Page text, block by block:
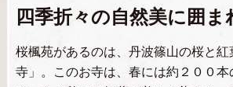
四季折々の自然美に囲ま
桜楓苑があるのは、丹波篠山の桜と
寺」。このお寺は、春には約２００本